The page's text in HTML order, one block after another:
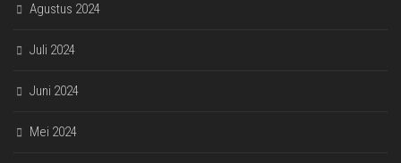
Agustus 2024
Juli 2024
Juni 2024
Mei 2024